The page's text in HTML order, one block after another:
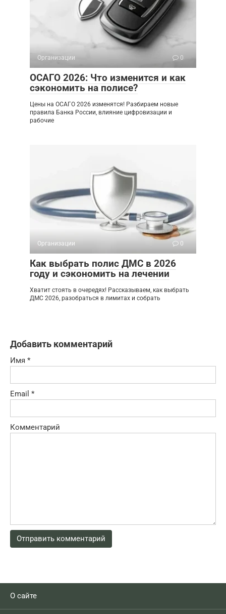
Организации 0
ОСАГО 2026: Что изменится и как
сэкономить на полисе?
Цены на ОСАГО 2026 изменятся! Разбираем новые
правила Банка России, влияние цифровизации и
рабочие
Организации 0
Как выбрать полис ДМС в 2026
году и сэкономить на лечении
Хватит стоять в очередях! Рассказываем, как выбрать
ДМС 2026, разобраться в лимитах и собрать
Добавить комментарий
Имя *
Email *
Комментарий
О сайте